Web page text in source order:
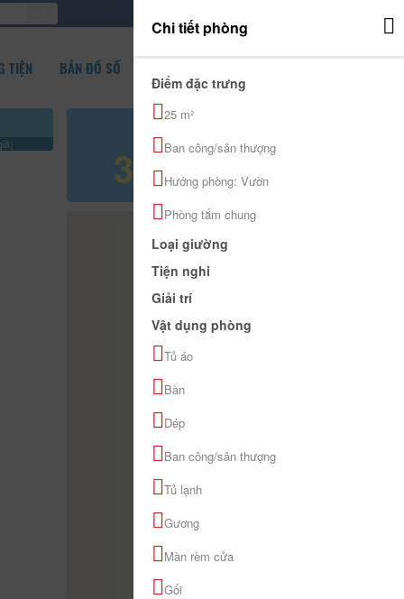
TIỆN BẢN ĐỒ SỐ
Giá tham khảo
350.000 đ
Chi tiết phòng
Điểm đặc trưng
25 m²
Ban công/sân thượng
Hướng phòng: Vườn
Phòng tắm chung
Loại giường
Tiện nghi
Giải trí
Vật dụng phòng
Tủ áo
Bàn
Dép
Ban công/sân thượng
Tủ lạnh
Gương
Màn rèm cửa
Gối